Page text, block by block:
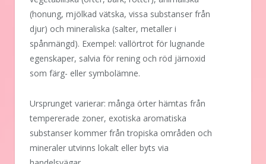
(honung, mjölkad vätska, vissa substanser från
djur) och mineraliska (salter, metaller i
spånmängd). Exempel: vallörtrot för lugnande
egenskaper, salvia för rening och röd järnoxid
som färg- eller symbolämne.
Ursprunget varierar: många örter hämtas från
tempererade zoner, exotiska aromatiska
substanser kommer från tropiska områden och
mineraler utvinns lokalt eller byts via